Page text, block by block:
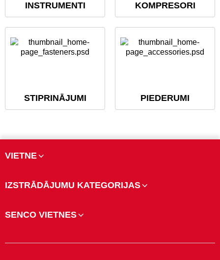
INSTRUMENTI KOMPRESORI
STIPRINĀJUMI PIEDERUMI
VIETNE
IZSTRĀDĀJUMU KATEGORIJAS
SENCO VIETNES